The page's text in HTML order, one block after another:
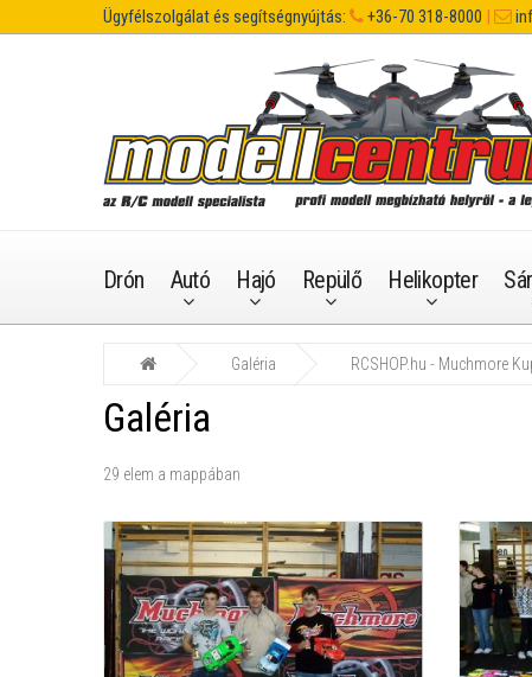
Ügyfélszolgálat és segítségnyújtás: +36-70 318-8000 |
Drón Autó Hajó Repülő Helikopter
Galéria RCSHOP.hu - Muchmore
Galéria
29 elem a mappában